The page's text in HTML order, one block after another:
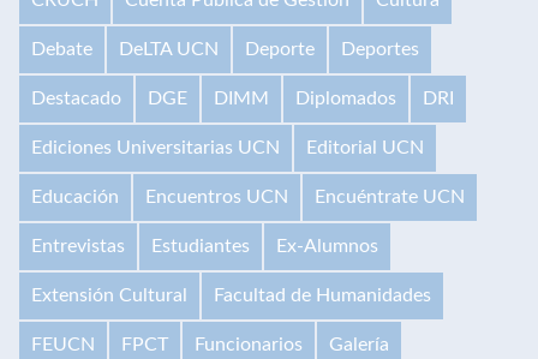
Debate DeLTA UCN Deporte Deportes
Destacado DGE DIMM Diplomados DRI
Ediciones Universitarias UCN Editorial UCN
Educación Encuentros UCN Encuéntrate UCN
Entrevistas Estudiantes Ex-Alumnos
Extensión Cultural Facultad de Humanidades
FEUCN FPCT Funcionarios Galería